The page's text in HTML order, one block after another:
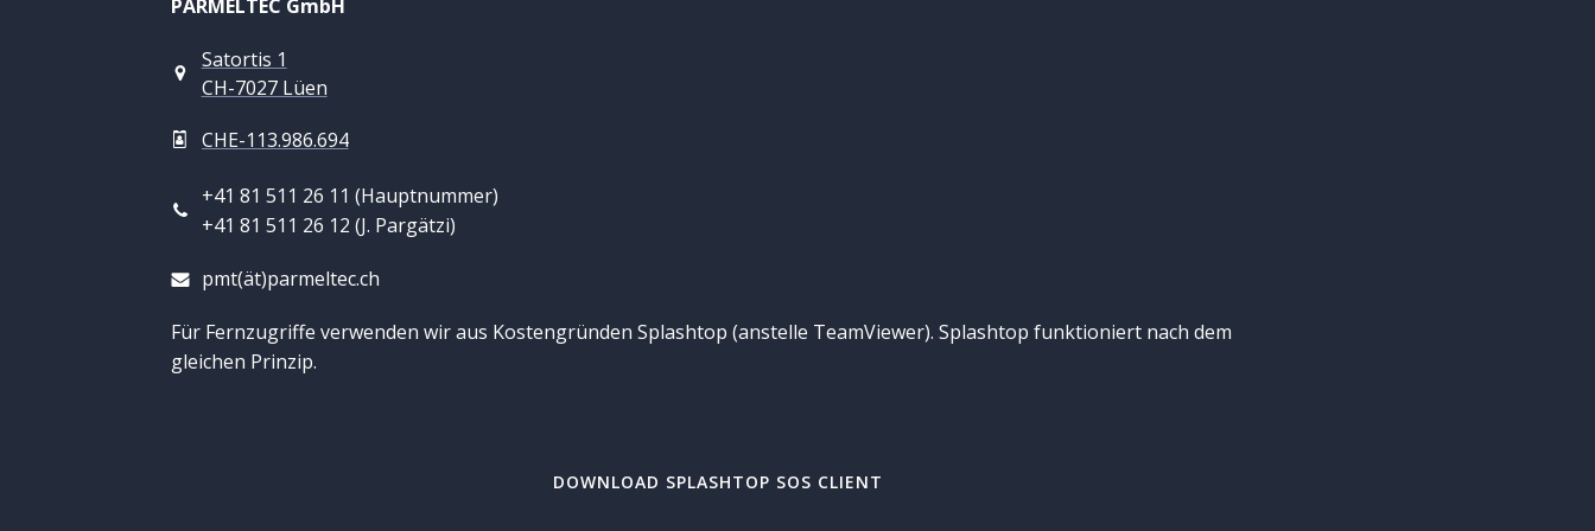
PARMELTEC GmbH
Satortis 1
CH-7027 Lüen
CHE-113.986.694
+41 81 511 26 11 (Hauptnummer)
+41 81 511 26 12 (J. Pargätzi)
pmt(ät)parmeltec.ch
Für Fernzugriffe verwenden wir aus Kostengründen Splashtop (anstelle TeamViewer). Splashtop funktioniert nach dem
gleichen Prinzip.
DOWNLOAD SPLASHTOP SOS CLIENT